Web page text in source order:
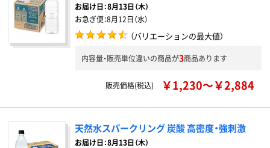
お届け日：8月13日（木）
お急ぎ便：8月12日（水）
（バリエーションの最大値）
内容量・販売単位違いの商品が3商品あります
販売価格(税込) ￥1,230～￥2,884
天然水スパークリング 炭酸 高密度・強刺激
お届け日：8月13日（木）